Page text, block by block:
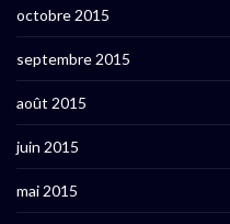
octobre 2015
septembre 2015
août 2015
juin 2015
mai 2015